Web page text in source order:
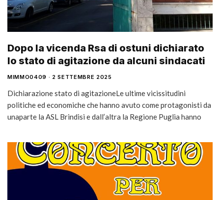
Dopo la vicenda Rsa di ostuni dichiarato
lo stato di agitazione da alcuni sindacati
MIMMO0409 2 SETTEMBRE 2025
Dichiarazione stato di agitazioneLe ultime vicissitudini
politiche ed economiche che hanno avuto come protagonisti da
unaparte la ASL Brindisi e dall’altra la Regione Puglia hanno